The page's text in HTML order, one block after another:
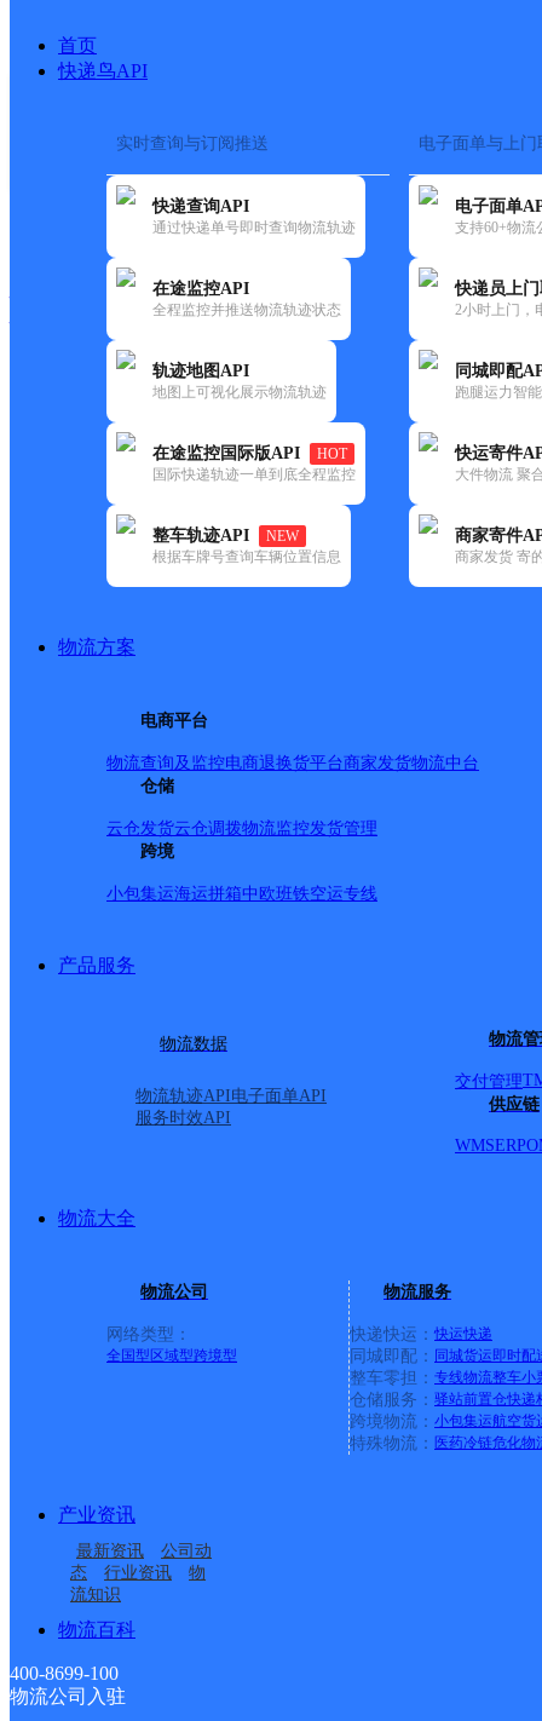
首页
快递鸟API
实时查询与订阅推送
快递查询API
通过快递单号即时查询物流轨迹
在途监控API
全程监控并推送物流轨迹状态
轨迹地图API
地图上可视化展示物流轨迹
在途监控国际版API
HOT
国际快递轨迹一单到底全程监控
整车轨迹API
NEW
根据车牌号查询车辆位置信息
电子面单与上门
电子面单
支持60+物流
快递员上
2小时上门，
同城即配
跑腿运力智
快运寄件
大件物流 聚
商家寄件
商家发货 寄
物流方案
电商平台
物流查询及监控电商退换货平台商家发货物流中台
仓储
云仓发货云仓调拨物流监控发货管理
跨境
小包集运海运拼箱中欧班铁空运专线
产品服务
物流数据
物流轨迹API电子面单API
服务时效API
物流
交付管理
供应链
WMSERP
物流大全
物流公司
网络类型：
全国型 区域型跨境型
物流服务
快递快运： 快运快递
同城即配： 同城货运即时配
整车零担： 专线物流整车小
仓储服务： 驿站前置仓快递
跨境物流： 小包集运航空货
特殊物流： 医药冷链危化物
产业资讯
最新资讯
公司动
态
行业资讯
物
流知识
物流百科
400-8699-100
物流公司入驻
快运大全 快递时效
邮政
四姑邮政支局
更新时间：2021-12-03 00:00:00
所属快递：邮政国内
所属区域：湖北省-孝感市-大悟县
网点地址：湖北省大悟县四姑镇兴盛街195号
网点负责人：
中国邮政集团有限公司新疆维吾尔自治区叶城县
湖北大悟公司
大悟县大新镇合作点
ID7019
大悟县丰店镇合作点
ID9578
大悟县河口镇合作点
ID7025
大悟县宣化店镇合作点